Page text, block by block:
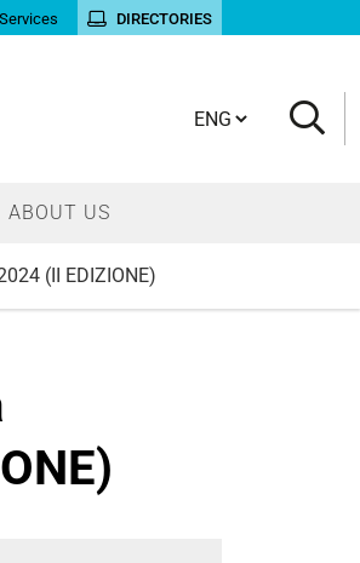
DIRECTORIES
Cambia lingua
ABOUT US
(II EDIZIONE)